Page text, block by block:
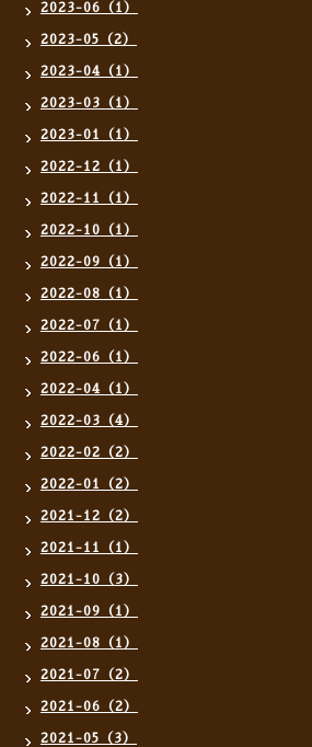
2023-06（1）
2023-05（2）
2023-04（1）
2023-03（1）
2023-01（1）
2022-12（1）
2022-11（1）
2022-10（1）
2022-09（1）
2022-08（1）
2022-07（1）
2022-06（1）
2022-04（1）
2022-03（4）
2022-02（2）
2022-01（2）
2021-12（2）
2021-11（1）
2021-10（3）
2021-09（1）
2021-08（1）
2021-07（2）
2021-06（2）
2021-05（3）